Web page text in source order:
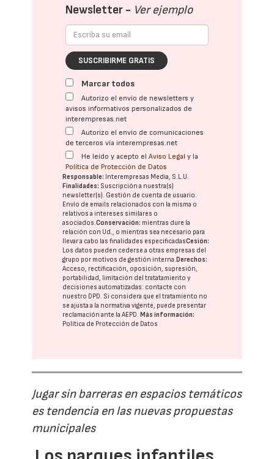
Newsletter - Ver ejemplo
SUSCRIBIRME GRATIS
Marcar todos
Autorizo el envío de newsletters y
avisos informativos personalizados de
interempresas.net
Autorizo el envío de comunicaciones
de terceros vía interempresas.net
He leído y acepto elAviso Legal y la
Política de Protección de Datos
Responsable: Interempresas Media, S.L.U.
Finalidades: Suscripción a nuestra(s)
newsletter(s). Gestión de cuenta de usuario.
Envío de emails relacionados con la misma o
relativos a intereses similares o
asociados.Conservación: mientras dure la
relación con Ud., o mientras sea necesario para
llevar a cabo las finalidades especificadasCesión:
Los datos pueden cederse a otras empresas del
grupo por motivos de gestión interna.Derechos:
Acceso, rectificación, oposición, supresión,
portabilidad, limitación del tratatamiento y
decisiones automatizadas: contacte con
nuestro DPD. Si considera que el tratamiento no
se ajusta a la normativa vigente, puede presentar
reclamación ante laAEPD.Más información:
Política de Protección de Datos
Jugar sin barreras en espacios temáticos
es tendencia en las nuevas propuestas
municipales